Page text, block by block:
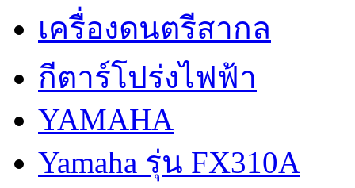
เครื่องดนตรีสากล
กีตาร์โปร่งไฟฟ้า
YAMAHA
Yamaha รุ่น FX310A